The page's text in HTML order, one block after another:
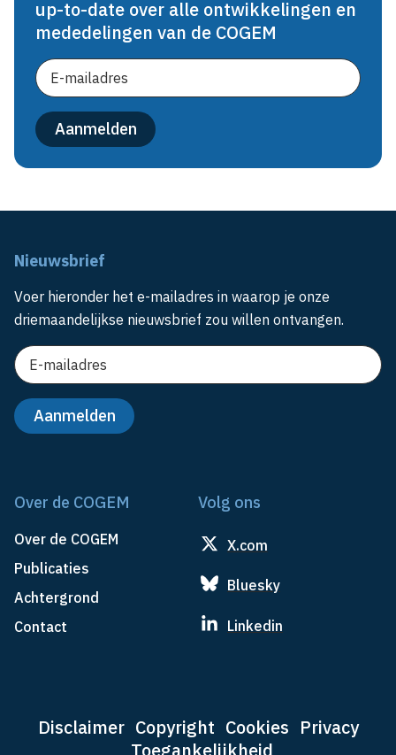
up-to-date over alle ontwikkelingen en
mededelingen van de COGEM
Nieuwsbrief
Voer hieronder het e-mailadres in waarop je onze
driemaandelijkse nieuwsbrief zou willen ontvangen.
Over de COGEM
Over de COGEM
Publicaties
Achtergrond
Contact
Volg ons
X.com
Bluesky
Linkedin
Disclaimer Copyright Cookies Privacy
Toegankelijkheid